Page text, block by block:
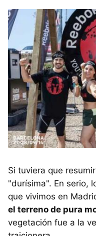
Si tuviera que
"durísima". En serio,
que vivimos en
el terreno de pura
vegetación fue a la